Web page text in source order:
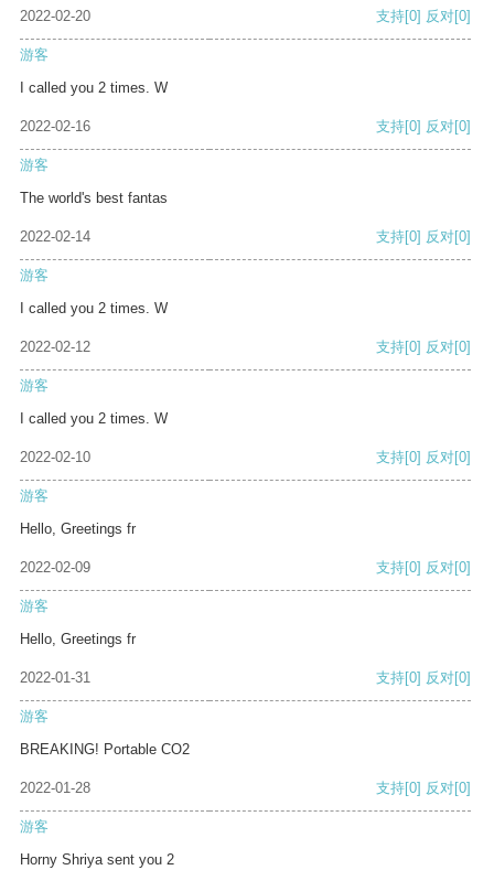
2022-02-20 支持[0] 反对[0]
游客
I called you 2 times. W
2022-02-16 支持[0] 反对[0]
游客
The world's best fantas
2022-02-14 支持[0] 反对[0]
游客
I called you 2 times. W
2022-02-12 支持[0] 反对[0]
游客
I called you 2 times. W
2022-02-10 支持[0] 反对[0]
游客
Hello, Greetings fr
2022-02-09 支持[0] 反对[0]
游客
Hello, Greetings fr
2022-01-31 支持[0] 反对[0]
游客
BREAKING! Portable CO2
2022-01-28 支持[0] 反对[0]
游客
Horny Shriya sent you 2